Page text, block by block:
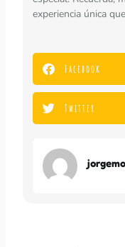
experiencia única
Facebook
Twitter